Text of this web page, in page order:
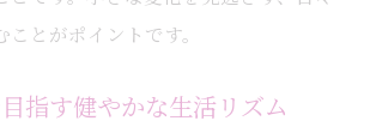
とがポイントです。
指す健やかな生活リズム